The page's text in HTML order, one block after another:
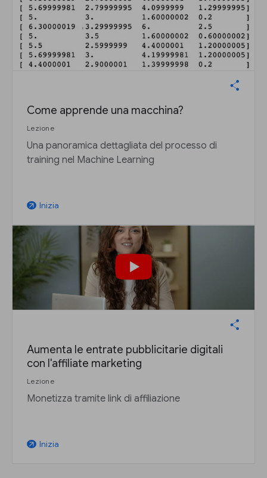
Come apprende una macchina?
Lezione
Una panoramica dettagliata del processo di
training nel Machine Learning
arrow_outward Inizia
Aumenta le entrate pubblicitarie digitali
con l'affiliate marketing
Lezione
Monetizza tramite link di affiliazione
arrow_outward Inizia